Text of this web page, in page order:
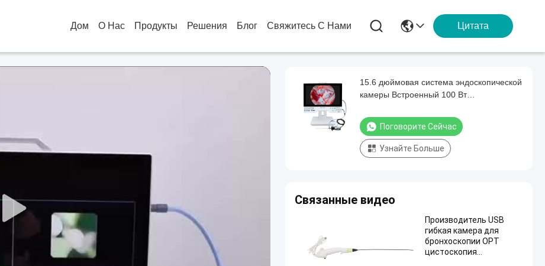
Дом О Нас Продукты Решения Блог Свяжитесь С Нами Цитата
15.6 дюймовая система эндоскопической
камеры Встроенный 100 Вт
жесткий диск SONY CMOS 4K/1080P
хирургическое эндоскопическое
оборудование для изображения
Поговорите Сейчас
Узнайте Больше
Связанные видео
Производитель USB
гибкая камера для
бронхоскопии ОРТ
цистоскопия